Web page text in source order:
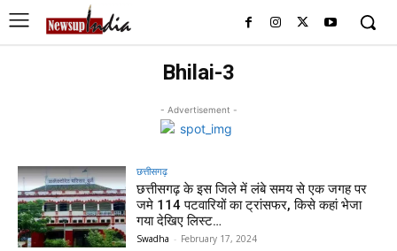
Bhilai-3
- Advertisement -
छत्तीसगढ़
छत्तीसगढ़ के इस जिले में लंबे समय से एक जगह पर
जमे 114 पटवारियों का ट्रांसफर, किसे कहां भेजा
गया देखिए लिस्ट…
Swadha - February 17, 2024